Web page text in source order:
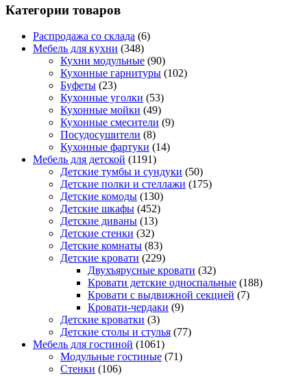
Категории товаров
Распродажа со склада (6)
Мебель для кухни (348)
Кухни модульные (90)
Кухонные гарнитуры (102)
Буфеты (23)
Кухонные уголки (53)
Кухонные мойки (49)
Кухонные смесители (9)
Посудосушители (8)
Кухонные фартуки (14)
Мебель для детской (1191)
Детские тумбы и сундуки (50)
Детские полки и стеллажи (175)
Детские комоды (130)
Детские шкафы (452)
Детские диваны (13)
Детские стенки (32)
Детские комнаты (83)
Детские кровати (229)
Двухъярусные кровати (32)
Кровати детские односпальные (188)
Кровати с выдвижной секцией (7)
Кровати-чердаки (9)
Детские кроватки (3)
Детские столы и стулья (77)
Мебель для гостиной (1061)
Модульные гостиные (71)
Стенки (106)